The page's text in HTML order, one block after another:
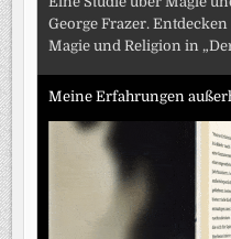
George Frazer.
Magie und Religion in
Meine Erfahrungen